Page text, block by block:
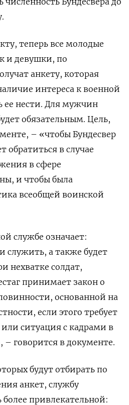
теперь все молодые
и девушки, по
анкету, которая
интереса к военной
ее нести. Для мужчин
обязательным. Цель,
– «чтобы Бундесвер
обратиться в случае
в сфере
и чтобы была
всеобщей воинской
службе означает:
а также будет
нехватке солдат,
принимает закон о
основанной на
если этого требует
ситуация с кадрами в
говорится в документе.
будут отбирать по
анкет, службу
более привлекательной: